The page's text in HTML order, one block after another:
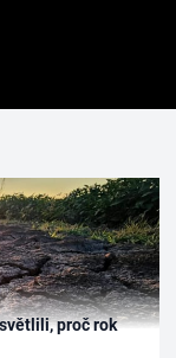
proč rok